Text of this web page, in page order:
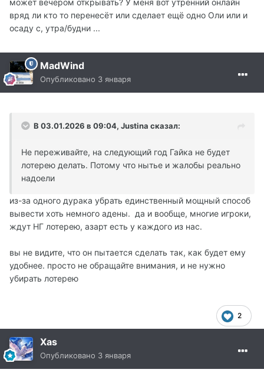
может вечером открывать? У меня вот утренний онлайн
вряд ли кто то перенесёт или сделает ещё одно Оли или и
осаду с, утра/будни ...
MadWind
Опубликовано 3 января
В 03.01.2026 в 09:04, Justina сказал:
Не переживайте, на следующий год Гайка не будет
лотерею делать. Потому что нытье и жалобы реально
надоели
из-за одного дурака убрать единственный мощный способ
вывести хоть немного адены. да и вообще, многие игроки,
ждут НГ лотерею, азарт есть у каждого из нас.
вы не видите, что он пытается сделать так, как будет ему
удобнее. просто не обращайте внимания, и не нужно
убирать лотерею
2
Xas
Опубликовано 3 января